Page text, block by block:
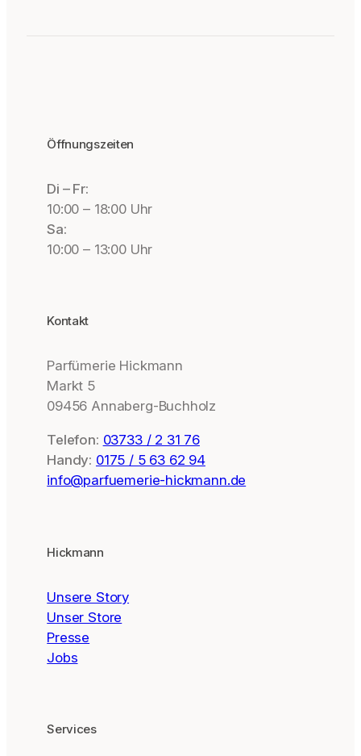
Öffnungszeiten
Di – Fr:
10:00 – 18:00 Uhr
Sa:
10:00 – 13:00 Uhr
Kontakt
Parfümerie Hickmann
Markt 5
09456 Annaberg-Buchholz
Telefon: 03733 / 2 31 76
Handy: 0175 / 5 63 62 94
info@parfuemerie-hickmann.de
Hickmann
Unsere Story
Unser Store
Presse
Jobs
Services